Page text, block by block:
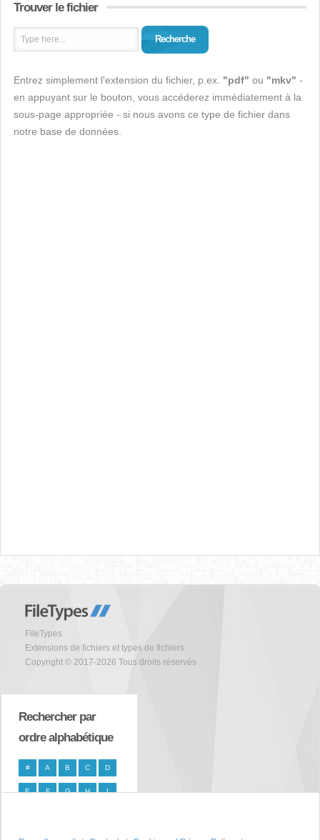
Trouver le fichier
Recherche
Entrez simplement l'extension du fichier, p.ex. "pdf" ou "mkv" -
en appuyant sur le bouton, vous accéderez immédiatement à la
sous-page appropriée - si nous avons ce type de fichier dans
notre base de données.
FileTypes
Extensions de fichiers et types de fichiers
Copyright © 2017-2026 Tous droits réservés
Rechercher par
ordre alphabétique
# A B C D
E F G H I
P S